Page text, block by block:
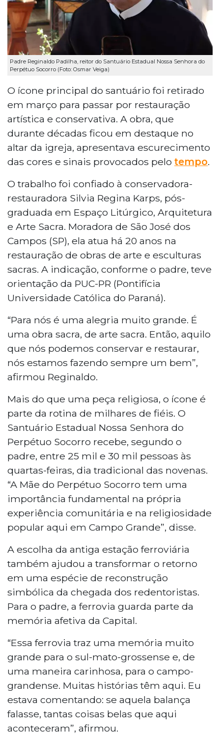
Padre Reginaldo Padilha, reitor do Santuário Estadual Nossa Senhora do
Perpétuo Socorro (Foto: Osmar Veiga)
O ícone principal do santuário foi retirado
em março para passar por restauração
artística e conservativa. A obra, que
durante décadas ficou em destaque no
altar da igreja, apresentava escurecimento
das cores e sinais provocados pelo tempo.
O trabalho foi confiado à conservadora-
restauradora Silvia Regina Karps, pós-
graduada em Espaço Litúrgico, Arquitetura
e Arte Sacra. Moradora de São José dos
Campos (SP), ela atua há 20 anos na
restauração de obras de arte e esculturas
sacras. A indicação, conforme o padre, teve
orientação da PUC-PR (Pontifícia
Universidade Católica do Paraná).
“Para nós é uma alegria muito grande. É
uma obra sacra, de arte sacra. Então, aquilo
que nós podemos conservar e restaurar,
nós estamos fazendo sempre um bem”,
afirmou Reginaldo.
Mais do que uma peça religiosa, o ícone é
parte da rotina de milhares de fiéis. O
Santuário Estadual Nossa Senhora do
Perpétuo Socorro recebe, segundo o
padre, entre 25 mil e 30 mil pessoas às
quartas-feiras, dia tradicional das novenas.
“A Mãe do Perpétuo Socorro tem uma
importância fundamental na própria
experiência comunitária e na religiosidade
popular aqui em Campo Grande”, disse.
A escolha da antiga estação ferroviária
também ajudou a transformar o retorno
em uma espécie de reconstrução
simbólica da chegada dos redentoristas.
Para o padre, a ferrovia guarda parte da
memória afetiva da Capital.
“Essa ferrovia traz uma memória muito
grande para o sul-mato-grossense e, de
uma maneira carinhosa, para o campo-
grandense. Muitas histórias têm aqui. Eu
estava comentando: se aquela balança
falasse, tantas coisas belas que aqui
aconteceram”, afirmou.